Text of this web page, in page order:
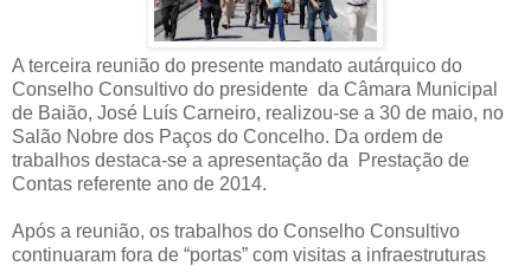
A terceira reunião do presente mandato autárquico do
Conselho Consultivo do presidente da Câmara Municipal
de Baião, José Luís Carneiro, realizou-se a 30 de maio, no
Salão Nobre dos Paços do Concelho. Da ordem de
trabalhos destaca-se a apresentação da Prestação de
Contas referente ano de 2014.
Após a reunião, os trabalhos do Conselho Consultivo
continuaram fora de “portas” com visitas a infraestruturas